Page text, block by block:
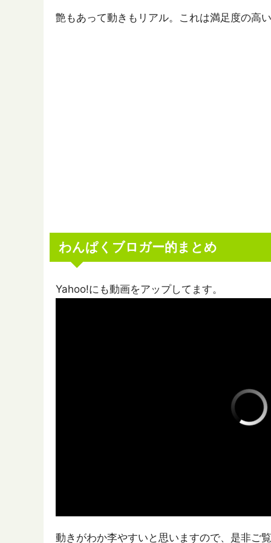
艶もあって動きもリアル。これは満足度の高
わんぱくブロガー的まとめ
Yahoo!にも動画をアップしてます。
動きがわか李やすいと思いますので、是非ご